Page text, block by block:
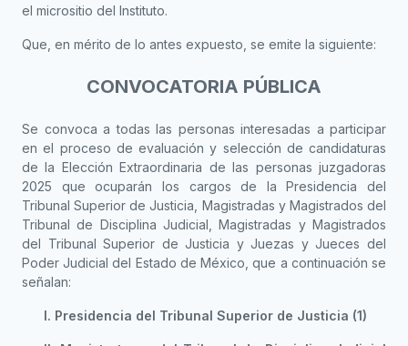
el micrositio del Instituto.
Que, en mérito de lo antes expuesto, se emite la siguiente:
CONVOCATORIA PÚBLICA
Se convoca a todas las personas interesadas a participar
en el proceso de evaluación y selección de candidaturas
de la Elección Extraordinaria de las personas juzgadoras
2025 que ocuparán los cargos de la Presidencia del
Tribunal Superior de Justicia, Magistradas y Magistrados del
Tribunal de Disciplina Judicial, Magistradas y Magistrados
del Tribunal Superior de Justicia y Juezas y Jueces del
Poder Judicial del Estado de México, que a continuación se
señalan:
I. Presidencia del Tribunal Superior de Justicia (1)